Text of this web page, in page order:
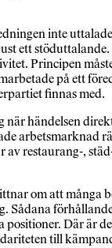
inte
ett
Principen
på ett
finnas med.
händelsen
restaurang-,
om att
Där
till